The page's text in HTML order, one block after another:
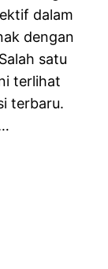
dalam
dengan
satu
terlihat
terbaru.